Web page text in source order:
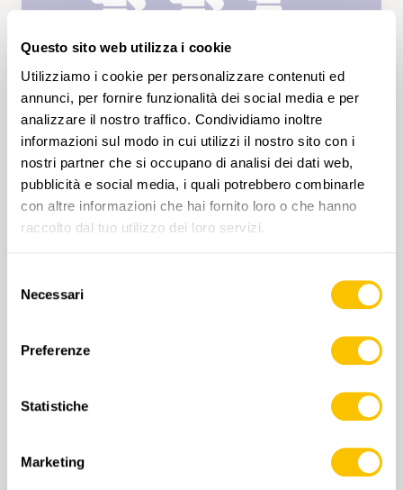
Questo sito web utilizza i cookie
Utilizziamo i cookie per personalizzare contenuti ed
annunci, per fornire funzionalità dei social media e per
analizzare il nostro traffico. Condividiamo inoltre
informazioni sul modo in cui utilizzi il nostro sito con i
nostri partner che si occupano di analisi dei dati web,
pubblicità e social media, i quali potrebbero combinarle
con altre informazioni che hai fornito loro o che hanno
raccolto dal tuo utilizzo dei loro servizi.
delNecessari
Preferenze
Statistiche
Marketing
SAB 10.04.2027 • GIURA
De Champ du Moulin à Boudry en
passant par le Signal du Lessy
Depuis la gare de Champ de Moulin nous
petit sentier étroit en dévers puis une belle
passages les plus difficiles. Après 3 heures de
montée nous prendrons un pique-nique au
aurons également une magnifique vue sur le
Creux du Van et le Val de Travers. Ensuite nous
Jura neuchâtelois en passant par la Petite et
Grande Ecoeurne. Nous nous arrêterons au lieu
Alta